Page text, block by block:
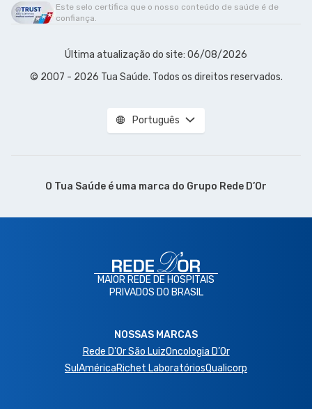
Este selo certifica que o nosso conteúdo de saúde é de
confiança.
Última atualização do site: 06/08/2026
© 2007 - 2026 Tua Saúde. Todos os direitos reservados.
Português
O Tua Saúde é uma marca do Grupo Rede D’Or
MAIOR REDE DE HOSPITAIS
PRIVADOS DO BRASIL
NOSSAS MARCAS
Rede D'Or São LuizOncologia D’Or
SulAméricaRichet LaboratóriosQualicorp